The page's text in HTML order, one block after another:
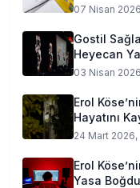
07 Nisan
Gostil
Heyecan
03 Nisan
Erol
Hayatını
24 Mart 2026,
Erol
Yasa